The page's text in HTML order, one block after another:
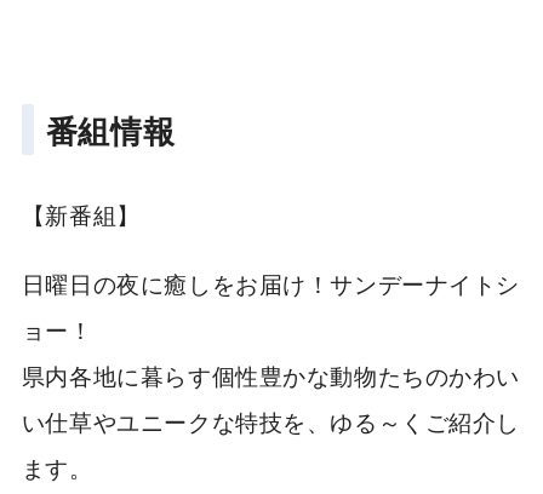
番組情報
【新番組】
日曜日の夜に癒しをお届け！サンデーナイトシ
ョー！
県内各地に暮らす個性豊かな動物たちのかわい
い仕草やユニークな特技を、ゆる～くご紹介し
ます。